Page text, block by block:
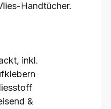
Handtücher.
inkl.
&